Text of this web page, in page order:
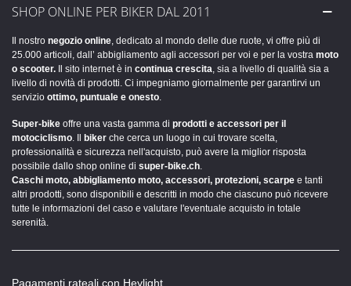
SHOP ONLINE PER BIKER DAL 2011
Il nostro negozio online, dedicato al mondo delle due ruote, vi offre più di
25.000 articoli, dall’ abbigliamento agli accessori per voi e per la vostra moto
o scooter. Il sito internet è in continua crescita, sia a livello di qualità sia a
livello di novità di prodotti. Ci impegniamo giornalmente per garantirvi un
servizio ottimo, puntuale e onesto.
Super-bike offre una vasta gamma di prodotti e accessori per il
motociclismo. Il biker che cerca un luogo in cui trovare scelta,
professionalità e sicurezza nell'acquisto, può avere la miglior risposta
possibile dallo shop online di super-bike.ch.
Caschi moto, abbigliamento moto, accessori, protezioni, scarpe e tanti
altri prodotti, sono disponibili e descritti in modo che ciascuno può ricevere
tutte le informazioni del caso e valutare l'eventuale acquisto in totale
serenità.
Pagamenti rateali con Heylight